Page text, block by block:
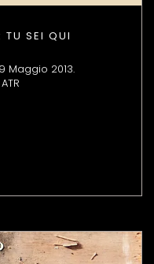
TU SEI QUI
Maggio 2013.